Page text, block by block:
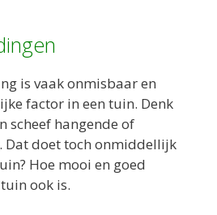
is vaak onmisbaar en
factor in een tuin. Denk
scheef hangende of
Dat doet toch onmiddellijk
Hoe mooi en goed
ook is.